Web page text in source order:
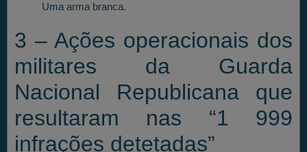
Uma arma branca.
3 – Ações operacionais dos
militares da Guarda
Nacional Republicana que
resultaram nas “1 999
infrações detetadas”